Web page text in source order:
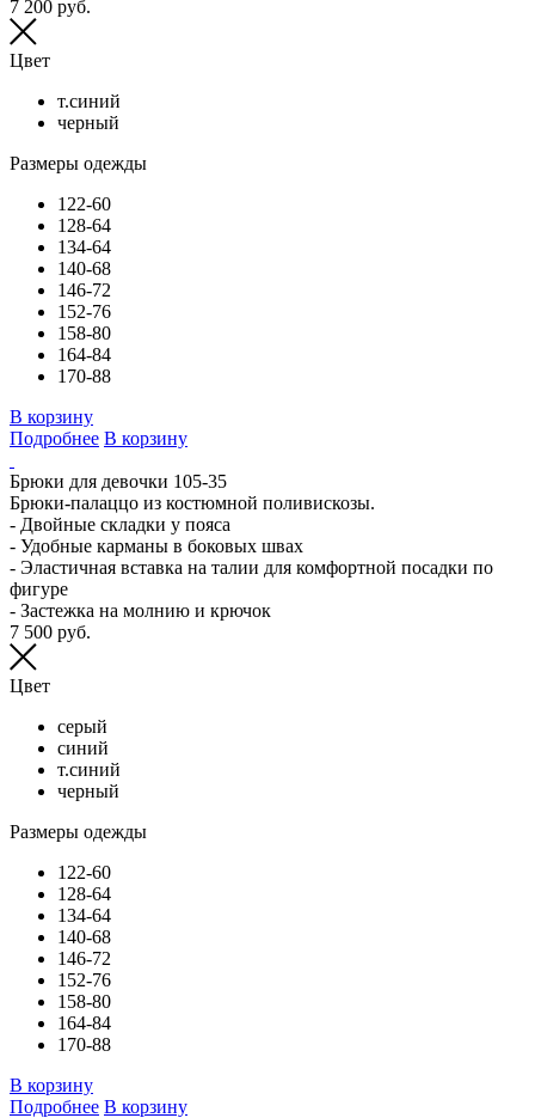
7 200 руб.
Цвет
т.синий
черный
Размеры одежды
122-60
128-64
134-64
140-68
146-72
152-76
158-80
164-84
170-88
В корзину
Подробнее В корзину
Брюки для девочки 105-35
Брюки-палаццо из костюмной поливискозы.
- Двойные складки у пояса
- Удобные карманы в боковых швах
- Эластичная вставка на талии для комфортной посадки по
фигуре
- Застежка на молнию и крючок
7 500 руб.
Цвет
серый
синий
т.синий
черный
Размеры одежды
122-60
128-64
134-64
140-68
146-72
152-76
158-80
164-84
170-88
В корзину
Подробнее В корзину